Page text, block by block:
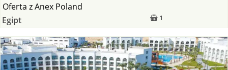
1
Oferta zAnex Poland
Egipt